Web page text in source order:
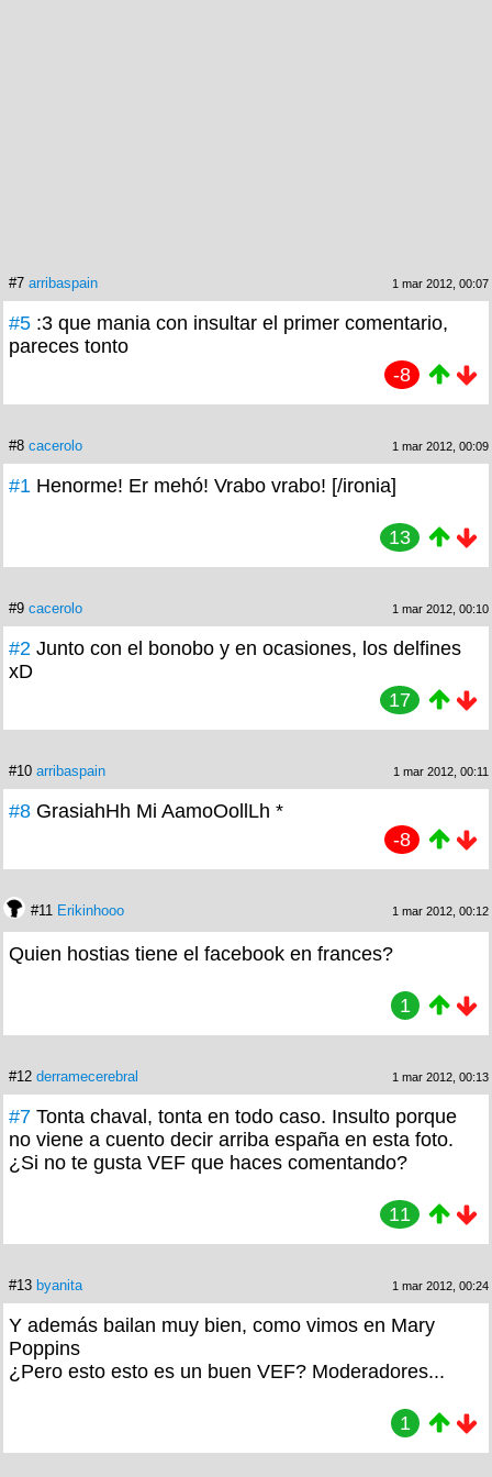
#7 arribaspain 1 mar 2012, 00:07
#5 :3 que mania con insultar el primer comentario,
pareces tonto
-8
#8 cacerolo 1 mar 2012, 00:09
#1 Henorme! Er mehó! Vrabo vrabo! [/ironia]
13
#9 cacerolo 1 mar 2012, 00:10
#2 Junto con el bonobo y en ocasiones, los delfines
xD
17
#10 arribaspain 1 mar 2012, 00:11
#8 GrasiahHh Mi AamoOollLh *
-8
#11 Erikinhooo 1 mar 2012, 00:12
Quien hostias tiene el facebook en frances?
1
#12 derramecerebral 1 mar 2012, 00:13
#7 Tonta chaval, tonta en todo caso. Insulto porque
no viene a cuento decir arriba españa en esta foto.
¿Si no te gusta VEF que haces comentando?
11
#13 byanita 1 mar 2012, 00:24
Y además bailan muy bien, como vimos en Mary
Poppins
¿Pero esto esto es un buen VEF? Moderadores...
1